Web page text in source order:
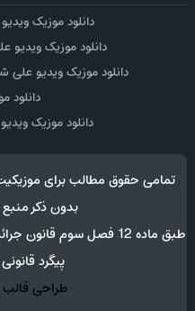
دانلود موزیک
دانلود موزیک ویدیو
دانلود موزیک ویدیو علی
دانلود
دانلود موزیک
تمامی حقوق مطالب برای
بدون ذکر
طبق ماده 12 فصل سوم
پیگرد
طراحی